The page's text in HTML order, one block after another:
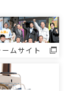
ムサイト